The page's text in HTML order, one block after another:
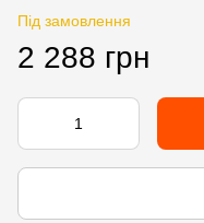
Під замовлення
2 288 грн